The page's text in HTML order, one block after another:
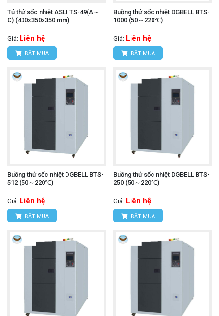
Tủ thử sốc nhiệt ASLI TS-49(A～
C) (400x350x350 mm)
Giá: Liên hệ
ĐẶT MUA
Buồng thử sốc nhiệt DGBELL BTS-
1000 (50～220℃)
Giá: Liên hệ
ĐẶT MUA
Buồng thử sốc nhiệt DGBELL BTS-
512 (50～220℃)
Giá: Liên hệ
ĐẶT MUA
Buồng thử sốc nhiệt DGBELL BTS-
250 (50～220℃)
Giá: Liên hệ
ĐẶT MUA